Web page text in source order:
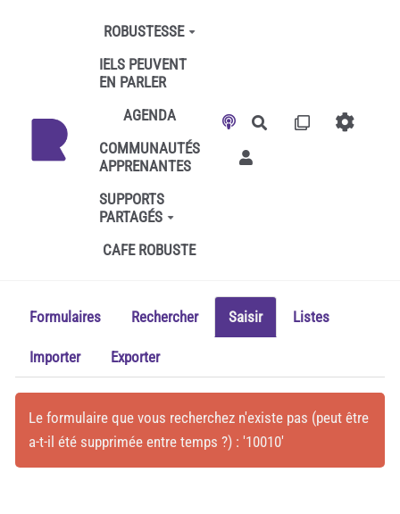
Aller au contenu principal
ROBUSTESSE
IELS PEUVENT
EN PARLER
AGENDA
COMMUNAUTÉS
APPRENANTES
SUPPORTS
PARTAGÉS
CAFE ROBUSTE
Rechercher
Formulaires Rechercher Saisir Listes
Importer Exporter
Le formulaire que vous recherchez n'existe pas (peut être
a-t-il été supprimée entre temps ?) : '10010'